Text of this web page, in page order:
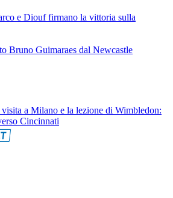
e Diouf firmano la vittoria sulla
Bruno Guimaraes dal Newcastle
a Milano e la lezione di Wimbledon:
Cincinnati